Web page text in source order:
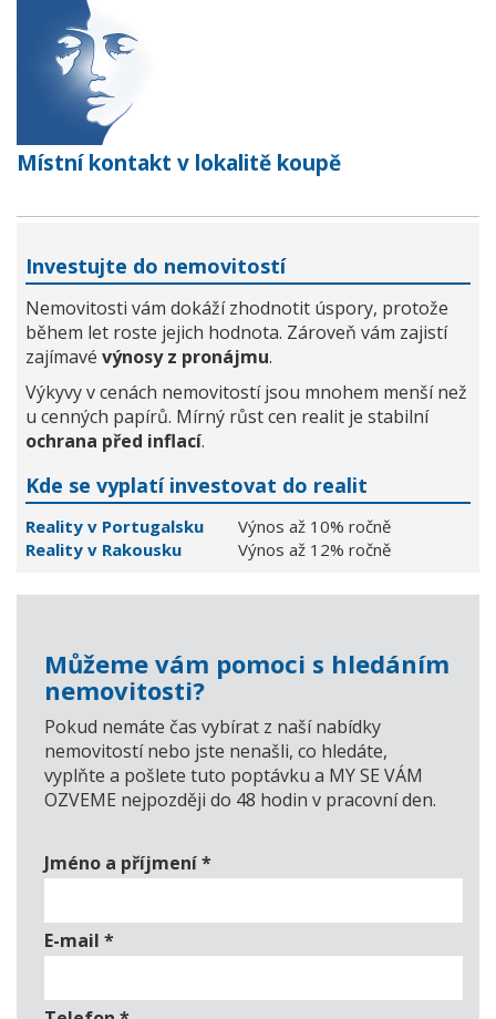
Místní kontakt v lokalitě koupě
Investujte do nemovitostí
Nemovitosti vám dokáží zhodnotit úspory, protože
během let roste jejich hodnota. Zároveň vám zajistí
zajímavé výnosy z pronájmu.
Výkyvy v cenách nemovitostí jsou mnohem menší než
u cenných papírů. Mírný růst cen realit je stabilní
ochrana před inflací.
Kde se vyplatí investovat do realit
Reality v Portugalsku
Výnos až 10% ročně
Reality v Rakousku
Výnos až 12% ročně
Můžeme vám pomoci s hledáním
nemovitosti?
Pokud nemáte čas vybírat z naší nabídky
nemovitostí nebo jste nenašli, co hledáte,
vyplňte a pošlete tuto poptávku a MY SE VÁM
OZVEME nejpozději do 48 hodin v pracovní den.
Jméno a příjmení*
E-mail *